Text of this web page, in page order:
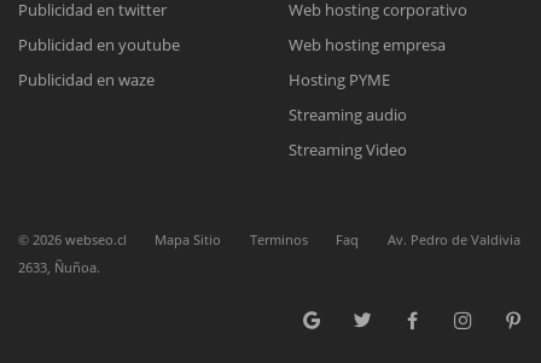
Complete el formulario y nos contactaremos a la brevedad.
Todos nuestros ejecutivos están fuera de línea. Complete el formulario
para enviarnos un correo electrónico con sus datos personales.
Publicidad en twitter
Publicidad en youtube
Publicidad en waze
Web hosting corporativo
Web hosting empresa
Hosting PYME
Streaming audio
Streaming Video
© 2026 webseo.cl Mapa Sitio Terminos Faq
Av. Pedro de Valdivia
2633, Ñuñoa.